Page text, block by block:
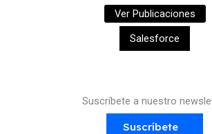
Ver Publicaciones
Salesforce
Suscríbete a nuestro
Suscríbete